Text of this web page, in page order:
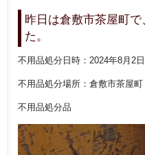
昨日は倉敷市茶屋町
た。
不用品処分日時：2024年8月2日
不用品処分場所：倉敷市茶屋町
不用品処分品